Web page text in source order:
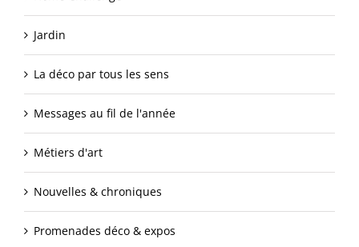
Jardin
La déco par tous les sens
Messages au fil de l'année
Métiers d'art
Nouvelles & chroniques
Promenades déco & expos